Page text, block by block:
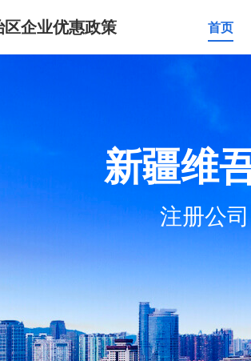
企业优惠政策 首页
新疆维
注册公